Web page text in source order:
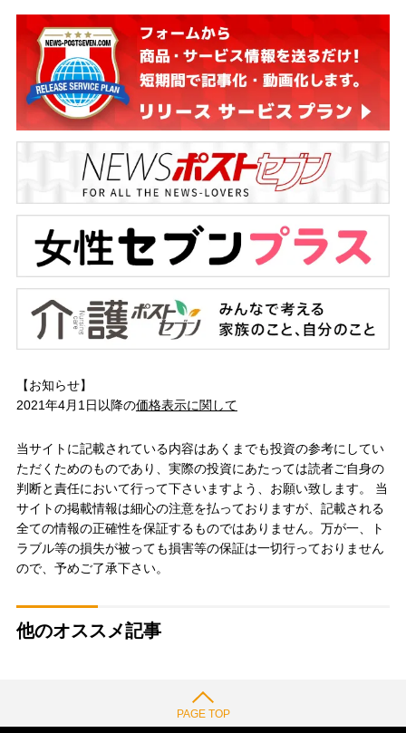
【お知らせ】
2021年4月1日以降の価格表示に関して
当サイトに記載されている内容はあくまでも投資の参考にしてい
ただくためのものであり、実際の投資にあたっては読者ご自身の
判断と責任において行って下さいますよう、お願い致します。 当
サイトの掲載情報は細心の注意を払っておりますが、記載される
全ての情報の正確性を保証するものではありません。万が一、ト
ラブル等の損失が被っても損害等の保証は一切行っておりません
ので、予めご了承下さい。
他のオススメ記事
PAGE TOP